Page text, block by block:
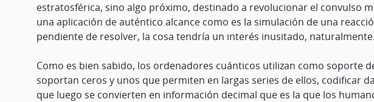
estratosférica, sino algo próximo, destinado a revolucionar el convulso
una aplicación de auténtico alcance como es la simulación de una
pendiente de resolver, la cosa tendría un interés inusitado,
Como es bien sabido, los ordenadores cuánticos utilizan como soporte
soportan ceros y unos que permiten en largas series de ellos, codificar
que luego se convierten en información decimal que es la que los